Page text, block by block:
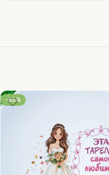
-65%